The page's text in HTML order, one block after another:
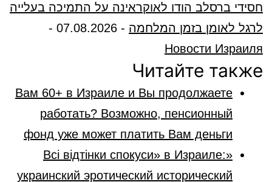
חסידי ברסלב הודו לאוקראינה על התמיכה בעלייה
לרגל לאומן בזמן המלחמה -
07.08.2026
-
Новости Израиля
Читайте также
Вам 60+ в Израиле и Вы продолжаете
работать? Возможно, пенсионный
фонд уже может платить Вам деньги
«Всі відтінки спокуси» в Израиле:
украинский эротический исторический